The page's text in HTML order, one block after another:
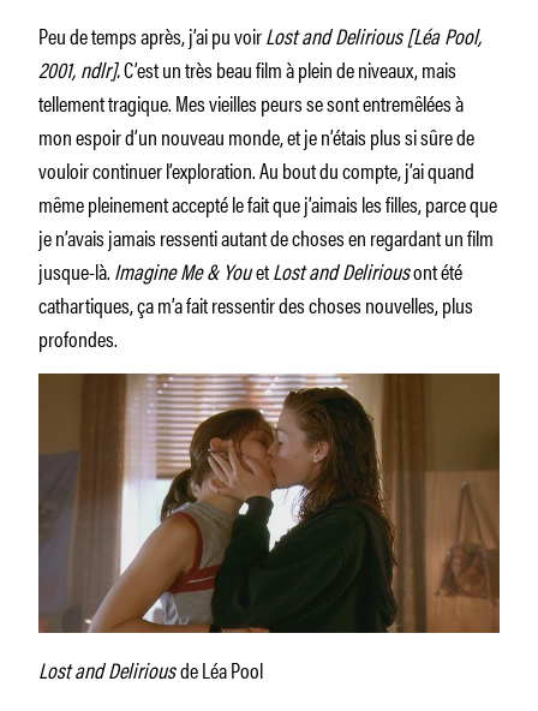
Peu de temps après, j’ai pu voirLost and Delirious [Léa Pool,
2001, ndlr].C’est un très beau film à plein de niveaux, mais
tellement tragique. Mes vieilles peurs se sont entremêlées à
mon espoir d’un nouveau monde, et je n’étais plus si sûre de
vouloir continuer l’exploration. Au bout du compte, j’ai quand
même pleinement accepté le fait que j’aimais les filles, parce que
je n’avais jamais ressenti autant de choses en regardant un film
jusque-là.Imagine Me & YouetLost and Deliriousont été
cathartiques, ça m’a fait ressentir des choses nouvelles, plus
profondes.
Lost and Deliriousde Léa Pool